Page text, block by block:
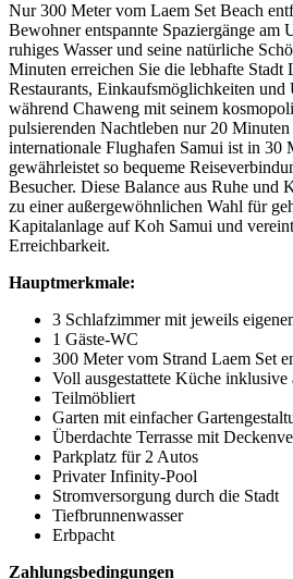
Nur 300 Meter vom Laem Set Beach
Bewohner entspannte Spaziergänge am
ruhiges Wasser und seine natürliche
Minuten erreichen Sie die lebhafte
Restaurants, Einkaufsmöglichkeiten und
während Chaweng mit seinem
pulsierenden Nachtleben nur 20
internationale Flughafen Samui ist in 30
gewährleistet so bequeme
Besucher. Diese Balance aus Ruhe und
zu einer außergewöhnlichen Wahl für
Kapitalanlage auf Koh Samui und
Erreichbarkeit.
Hauptmerkmale:
3 Schlafzimmer mit jeweils
1 Gäste-WC
300 Meter vom Strand Laem Set
Voll ausgestattete Küche inklusive
Teilmöbliert
Garten mit einfacher
Überdachte Terrasse mit
Parkplatz für 2 Autos
Privater Infinity-Pool
Stromversorgung durch die Stadt
Tiefbrunnenwasser
Erbpacht
Zahlungsbedingungen